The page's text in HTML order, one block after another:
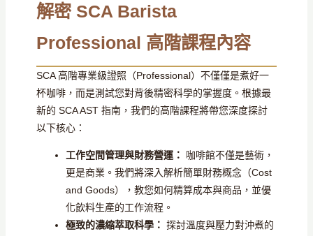
解密 SCA Barista
Professional 高階課程內容
SCA 高階專業級證照（Professional）不僅僅是煮好一
杯咖啡，而是測試您對背後精密科學的掌握度。根據最
新的 SCA AST 指南，我們的高階課程將帶您深度探討
以下核心：
工作空間管理與財務營運：
咖啡館不僅是藝術，
更是商業。我們將深入解析簡單財務概念（Cost
and Goods），教您如何精算成本與商品，並優
化飲料生產的工作流程。
極致的濃縮萃取科學： 探討溫度與壓力對沖煮的